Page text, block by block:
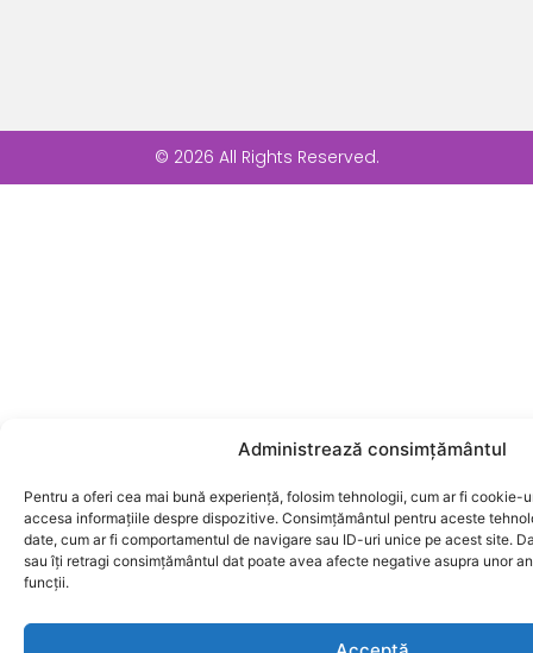
Administrează consimțământul
Pentru a oferi cea mai bună experiență, folosim tehnologii, cum ar fi cookie-
accesa informațiile despre dispozitive. Consimțământul pentru aceste
date, cum ar fi comportamentul de navigare sau ID-uri unice pe acest site.
sau îți retragi consimțământul dat poate avea afecte negative asupra unor
funcții.
© 2026 All Rights Reserved.